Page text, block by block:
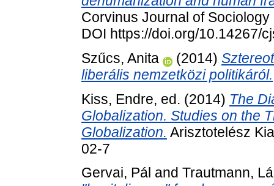
Corvinus Journal of
DOI https://doi.org/10.14267/
Szűcs, Anita
(2014)
liberális nemzetközi politikáról.
Kiss, Endre, ed. (2014) The
Globalization. Studies on the
Globalization. Arisztotelész
02-7
Gervai, Pál and Trautmann,